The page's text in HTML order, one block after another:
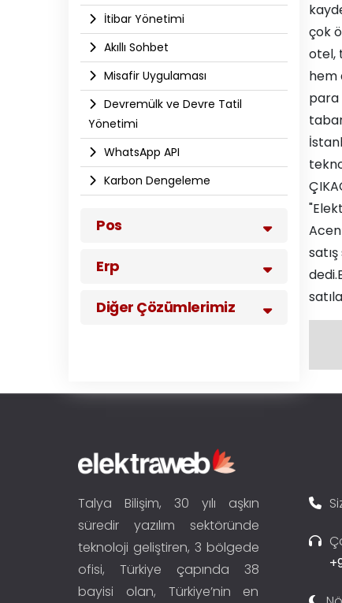
İtibar Yönetimi
Akıllı Sohbet
Misafir Uygulaması
Devremülk ve Devre Tatil
Yönetimi
WhatsApp API​
Karbon Dengeleme
Pos
Erp
Diğer Çözümlerimiz
çok
otel,
hem
para
Talya Bilişim, 30 yılı aşkın
süredir yazılım sektöründe
teknoloji geliştiren, 3 bölgede
ofisi, Türkiye çapında 38
bayisi olan, Türkiye’nin en